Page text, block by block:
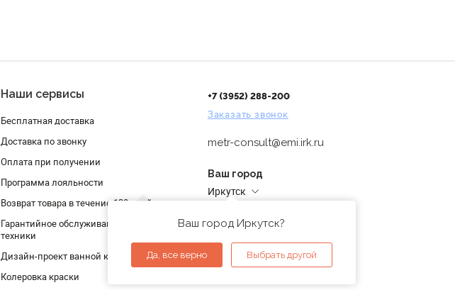
Наши сервисы
Бесплатная доставка
Доставка по звонку
Оплата при получении
Программа лояльности
Возврат товара в течение 120 дней
Гарантийное обслуживание и проверка
техники
Дизайн-проект ванной комнаты
Колеровка краски
+7 (3952) 288-200
Заказать звонок
metr-consult@emi.irk.ru
Ваш город
Иркутск
Ваш город Иркутск?
Да, все верно Выбрать другой